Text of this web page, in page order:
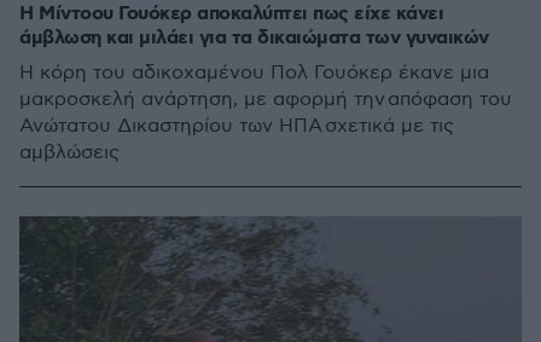
Η Μίντοου Γουόκερ αποκαλύπτει πως είχε κάνει
άμβλωση και μιλάει για τα δικαιώματα των γυναικών
Η κόρη του αδικοχαμένου Πολ Γουόκερ έκανε μια
μακροσκελή ανάρτηση, με αφορμή την απόφαση του
Ανώτατου Δικαστηρίου των ΗΠΑ σχετικά με τις
αμβλώσεις